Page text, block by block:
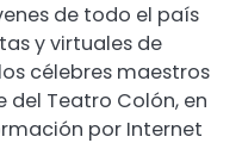
de todo el país
y virtuales de
célebres maestros
del Teatro Colón, en
por Internet